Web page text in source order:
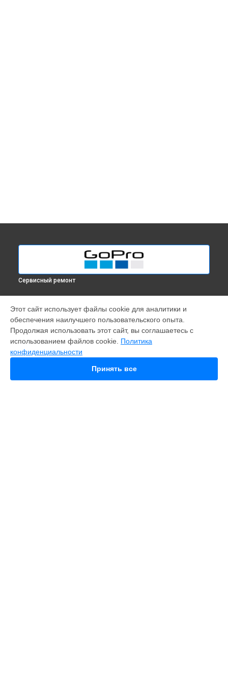
Сервисный ремонт
Fusion
Hero 9
HERO 10
HERO 11
Этот сайт использует файлы cookie для аналитики и
обеспечения наилучшего пользовательского опыта.
Продолжая использовать этот сайт, вы соглашаетесь с
использованием файлов cookie. Политика
конфиденциальности
Принять все